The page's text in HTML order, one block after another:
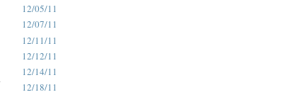
12/05/11
12/07/11
12/11/11
12/12/11
12/14/11
12/18/11